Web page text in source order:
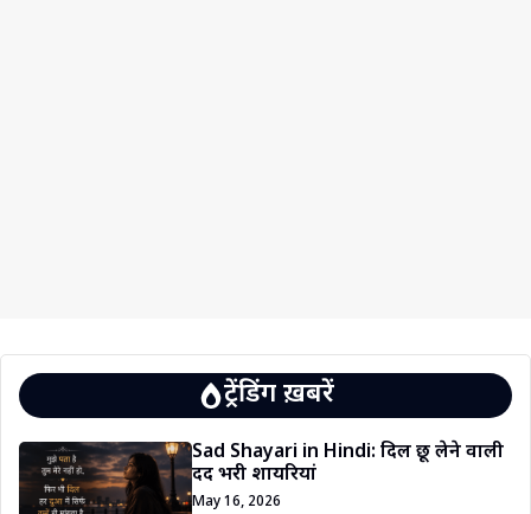
ट्रेंडिंग ख़बरें
Sad Shayari in Hindi: दिल छू लेने वाली
दर्द भरी शायरियां
May 16, 2026